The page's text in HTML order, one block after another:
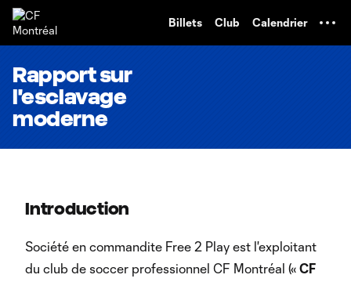
Billets Club Calendrier
Rapport sur
l'esclavage
moderne
Introduction
Société en commandite Free 2 Play est l'exploitant
du club de soccer professionnel CF Montréal (« CF